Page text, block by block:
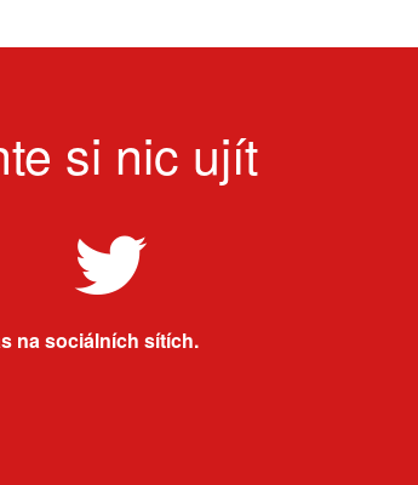
si nic ujít
na sociálních sítích.